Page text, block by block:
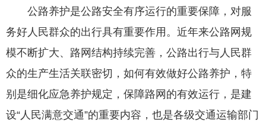
公路养护是公路安全有序运行的重要保障，对服
务好人民群众的出行具有重要作用。近年来公路网规
模不断扩大、路网结构持续完善，公路出行与人民群
众的生产生活关联密切，如何有效做好公路养护，特
别是细化应急养护规定，保障路网的有效运行，是建
设“人民满意交通”的重要内容，也是各级交通运输部门